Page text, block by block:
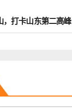
，打卡山东第二高峰